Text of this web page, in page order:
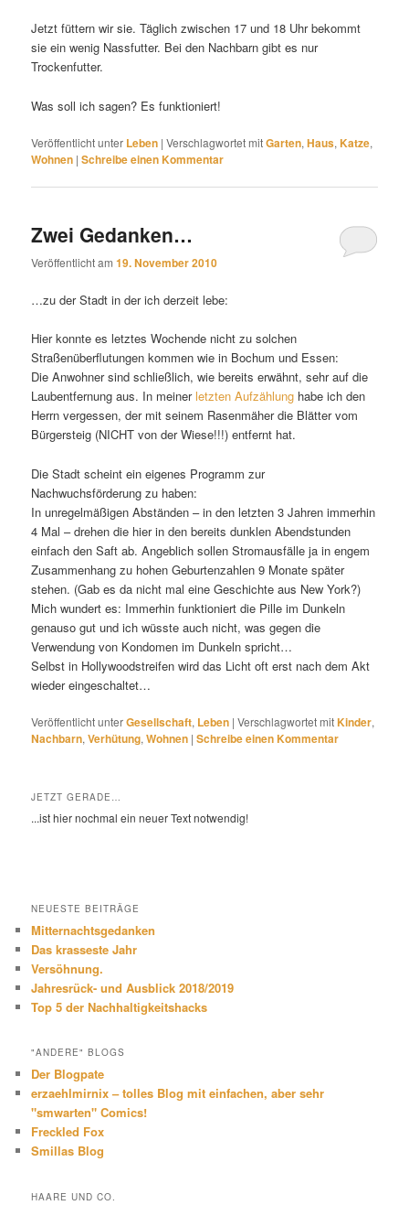
Jetzt füttern wir sie. Täglich zwischen 17 und 18 Uhr bekommt
sie ein wenig Nassfutter. Bei den Nachbarn gibt es nur
Trockenfutter.
Was soll ich sagen? Es funktioniert!
Veröffentlicht unter Leben |Verschlagwortet mitGarten,Haus,Katze,
Wohnen |Schreibe einen Kommentar
Zwei Gedanken…
Veröffentlicht am19. November 2010
…zu der Stadt in der ich derzeit lebe:
Hier konnte es letztes Wochende nicht zu solchen
Straßenüberflutungen kommen wie in Bochum und Essen:
Die Anwohner sind schließlich, wie bereits erwähnt, sehr auf die
Laubentfernung aus. In meinerletzten Aufzählung habe ich den
Herrn vergessen, der mit seinem Rasenmäher die Blätter vom
Bürgersteig (NICHT von der Wiese!!!) entfernt hat.
Die Stadt scheint ein eigenes Programm zur
Nachwuchsförderung zu haben:
In unregelmäßigen Abständen – in den letzten 3 Jahren immerhin
4 Mal – drehen die hier in den bereits dunklen Abendstunden
einfach den Saft ab. Angeblich sollen Stromausfälle ja in engem
Zusammenhang zu hohen Geburtenzahlen 9 Monate später
stehen. (Gab es da nicht mal eine Geschichte aus New York?)
Mich wundert es: Immerhin funktioniert die Pille im Dunkeln
genauso gut und ich wüsste auch nicht, was gegen die
Verwendung von Kondomen im Dunkeln spricht…
Selbst in Hollywoodstreifen wird das Licht oft erst nach dem Akt
wieder eingeschaltet…
Veröffentlicht unterGesellschaft, Leben |Verschlagwortet mitKinder,
Nachbarn,Verhütung,Wohnen |Schreibe einen Kommentar
JETZT GERADE…
...ist hier nochmal ein neuer Text notwendig!
NEUESTE BEITRÄGE
Mitternachtsgedanken
Das krasseste Jahr
Versöhnung.
Jahresrück- und Ausblick 2018/2019
Top 5 der Nachhaltigkeitshacks
"ANDERE" BLOGS
Der Blogpate
erzaehlmirnix – tolles Blog mit einfachen, aber sehr
"smwarten" Comics!
Freckled Fox
Smillas Blog
HAARE UND CO.